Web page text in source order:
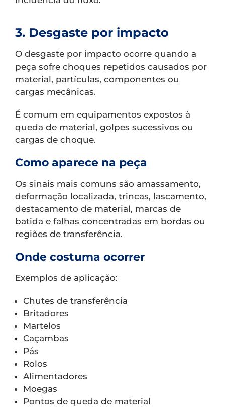
3. Desgaste por impacto
O desgaste por impacto ocorre quando a
peça sofre choques repetidos causados por
material, partículas, componentes ou
cargas mecânicas.
É comum em equipamentos expostos à
queda de material, golpes sucessivos ou
cargas de choque.
Como aparece na peça
Os sinais mais comuns são amassamento,
deformação localizada, trincas, lascamento,
destacamento de material, marcas de
batida e falhas concentradas em bordas ou
regiões de transferência.
Onde costuma ocorrer
Exemplos de aplicação:
Chutes de transferência
Britadores
Martelos
Caçambas
Pás
Rolos
Alimentadores
Moegas
Pontos de queda de material